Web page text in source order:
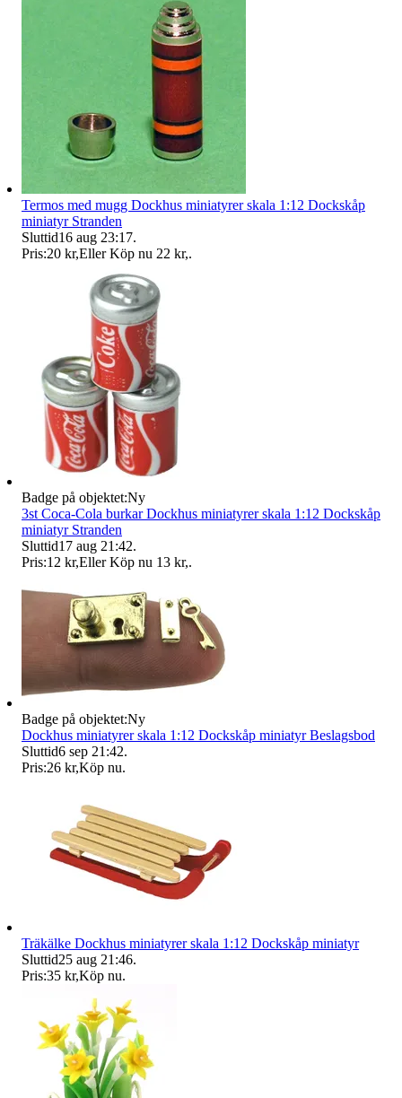
Termos med mugg Dockhus miniatyrer skala 1:12 Dockskåp
miniatyr Stranden
Sluttid16 aug 23:17.
Pris:20 kr,Eller Köp nu 22 kr,.
Badge på objektet:Ny
3st Coca-Cola burkar Dockhus miniatyrer skala 1:12 Dockskåp
miniatyr Stranden
Sluttid17 aug 21:42.
Pris:12 kr,Eller Köp nu 13 kr,.
Badge på objektet:Ny
Dockhus miniatyrer skala 1:12 Dockskåp miniatyr Beslagsbod
Sluttid6 sep 21:42.
Pris:26 kr,Köp nu.
Träkälke Dockhus miniatyrer skala 1:12 Dockskåp miniatyr
Sluttid25 aug 21:46.
Pris:35 kr,Köp nu.